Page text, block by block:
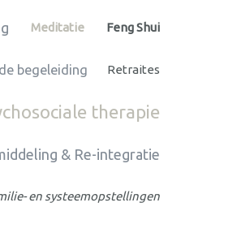
Meditatie Feng Shui
begeleiding Retraites
therapie
& Re-integratie
en systeemopstellingen